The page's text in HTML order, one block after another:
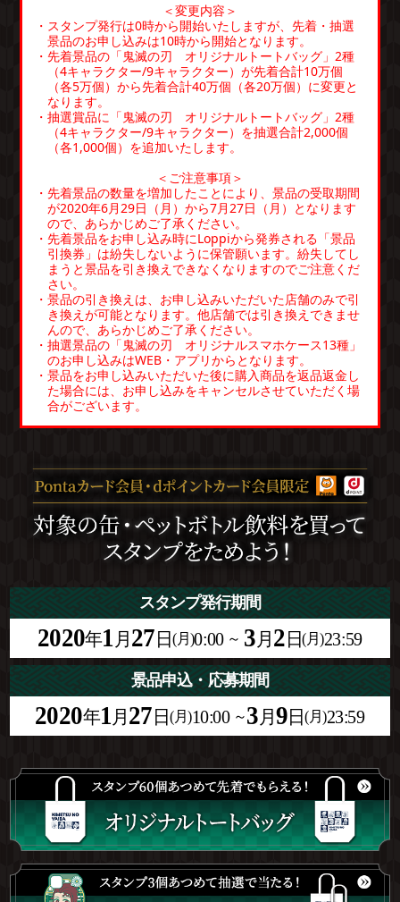
＜変更内容＞
・スタンプ発行は0時から開始いたしますが、先着・抽選
景品のお申し込みは10時から開始となります。
・先着景品の「鬼滅の刃 オリジナルトートバッグ」2種
（4キャラクター/9キャラクター）が先着合計10万個
（各5万個）から先着合計40万個（各20万個）に変更と
なります。
・抽選賞品に「鬼滅の刃 オリジナルトートバッグ」2種
（4キャラクター/9キャラクター）を抽選合計2,000個
（各1,000個）を追加いたします。
＜ご注意事項＞
・先着景品の数量を増加したことにより、景品の受取期間
が2020年6月29日（月）から7月27日（月）となります
ので、あらかじめご了承ください。
・先着景品をお申し込み時にLoppiから発券される「景品
引換券」は紛失しないように保管願います。紛失してし
まうと景品を引き換えできなくなりますのでご注意くだ
さい。
・景品の引き換えは、お申し込みいただいた店舗のみで引
き換えが可能となります。他店舗では引き換えできませ
んので、あらかじめご了承ください。
・抽選景品の「鬼滅の刃 オリジナルスマホケース13種」
のお申し込みはWEB・アプリからとなります。
・景品をお申し込みいただいた後に購入商品を返品返金し
た場合には、お申し込みをキャンセルさせていただく場
合がございます。
スタンプ発行期間
2020年1 月 27 日(月)0:00 ～ 3 月 2 日(月)23:59
景品申込・応募期間
2020年1 月 27 日(月)10:00 ～3 月9日(月)23:59